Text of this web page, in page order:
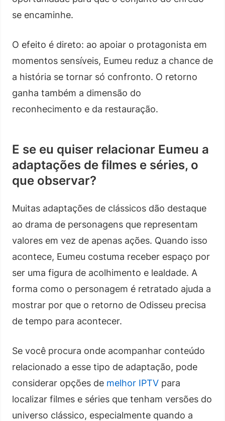
se encaminhe.
O efeito é direto: ao apoiar o protagonista em
momentos sensíveis, Eumeu reduz a chance de
a história se tornar só confronto. O retorno
ganha também a dimensão do
reconhecimento e da restauração.
E se eu quiser relacionar Eumeu a
adaptações de filmes e séries, o
que observar?
Muitas adaptações de clássicos dão destaque
ao drama de personagens que representam
valores em vez de apenas ações. Quando isso
acontece, Eumeu costuma receber espaço por
ser uma figura de acolhimento e lealdade. A
forma como o personagem é retratado ajuda a
mostrar por que o retorno de Odisseu precisa
de tempo para acontecer.
Se você procura onde acompanhar conteúdo
relacionado a esse tipo de adaptação, pode
considerar opções de melhor IPTV para
localizar filmes e séries que tenham versões do
universo clássico, especialmente quando a